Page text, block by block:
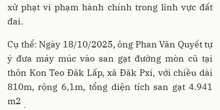
xử phạt vi phạm hành chính trong lĩnh vực đất
đai.
Cụ thể: Ngày 18/10/2025, ông Phan Văn Quyết tự
ý đưa máy múc vào san gạt đường mòn cũ tại
thôn Kon Teo Đăk Lấp, xã Đăk Pxi, với chiều dài
810m, rộng 6,1m, tổng diện tích san gạt 4.941
m2 .